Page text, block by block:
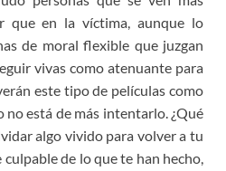
que en la víctima, aunque lo
de moral flexible que juzgan
vivas como atenuante para
este tipo de películas como
no está de más intentarlo. ¿Qué
algo vivido para volver a tu
de lo que te han hecho,